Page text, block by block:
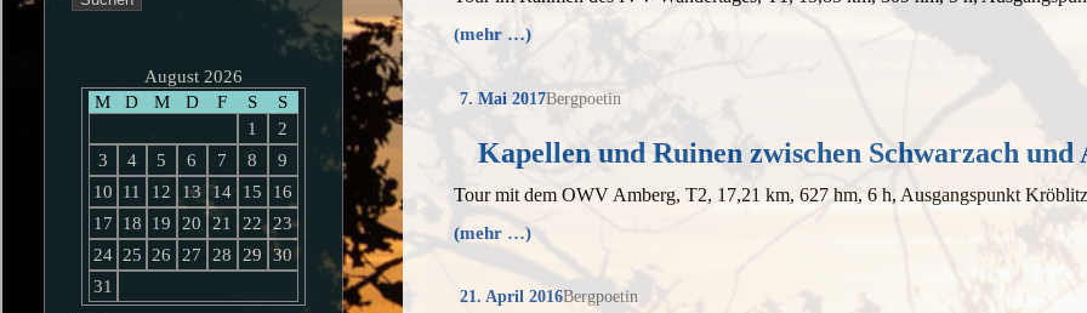
(mehr …)
7. Mai 2017Bergpoetin
Kapellen und Ruinen zwischen Schwarzach und
Tour mit dem OWV Amberg, T2, 17,21 km, 627 hm, 6 h, Ausgangspunkt
(mehr …)
21. April 2016Bergpoetin
August 2026
M
D M D F S
S
1
2
3
4 5 6 7 8
9
10
11 12 13 14 15
16
17
18 19 20 21 22
23
24 25 26 27 28 29
30
31